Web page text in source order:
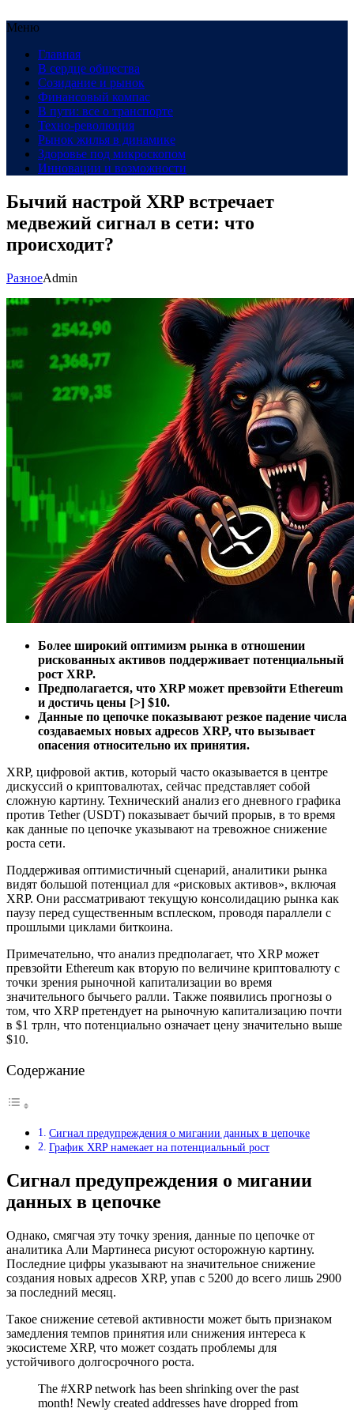
Меню
Главная
В сердце общества
Созидание и рынок
Финансовый компас
В пути: все о транспорте
Техно-революция
Рынок жилья в динамике
Здоровье под микроскопом
Инновации и возможности
Бычий настрой XRP встречает
медвежий сигнал в сети: что
происходит?
РазноеAdmin
Более широкий оптимизм рынка в отношении
рискованных активов поддерживает потенциальный
рост XRP.
Предполагается, что XRP может превзойти Ethereum
и достичь цены [>] $10.
Данные по цепочке показывают резкое падение числа
создаваемых новых адресов XRP, что вызывает
опасения относительно их принятия.
XRP, цифровой актив, который часто оказывается в центре
дискуссий о криптовалютах, сейчас представляет собой
сложную картину. Технический анализ его дневного графика
против Tether (USDT) показывает бычий прорыв, в то время
как данные по цепочке указывают на тревожное снижение
роста сети.
Поддерживая оптимистичный сценарий, аналитики рынка
видят большой потенциал для «рисковых активов», включая
XRP. Они рассматривают текущую консолидацию рынка как
паузу перед существенным всплеском, проводя параллели с
прошлыми циклами биткоина.
Примечательно, что анализ предполагает, что XRP может
превзойти Ethereum как вторую по величине криптовалюту с
точки зрения рыночной капитализации во время
значительного бычьего ралли. Также появились прогнозы о
том, что XRP претендует на рыночную капитализацию почти
в $1 трлн, что потенциально означает цену значительно выше
$10.
Содержание
Сигнал предупреждения о мигании данных в цепочке
График XRP намекает на потенциальный рост
Сигнал предупреждения о мигании
данных в цепочке
Однако, смягчая эту точку зрения, данные по цепочке от
аналитика Али Мартинеса рисуют осторожную картину.
Последние цифры указывают на значительное снижение
создания новых адресов XRP, упав с 5200 до всего лишь 2900
за последний месяц.
Такое снижение сетевой активности может быть признаком
замедления темпов принятия или снижения интереса к
экосистеме XRP, что может создать проблемы для
устойчивого долгосрочного роста.
The #XRP network has been shrinking over the past
month! Newly created addresses have dropped from